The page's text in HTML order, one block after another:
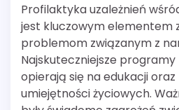
Profilaktyka uzależnień
jest kluczowym elementem
problemom związanym z
Najskuteczniejsze
opierają się na edukacji
umiejętności życiowych.